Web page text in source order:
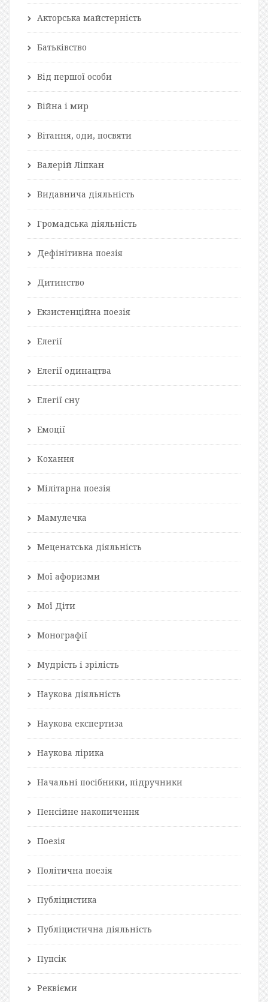
Акторська майстерність
Батьківство
Від першої особи
Війна і мир
Вітання, оди, посвяти
Валерій Ліпкан
Видавнича діяльність
Громадська діяльність
Дефінітивна поезія
Дитинство
Екзистенційна поезія
Елегії
Елегії одинацтва
Елегії сну
Емоції
Кохання
Мілітарна поезія
Мамулечка
Меценатська діяльність
Мої афоризми
Мої Діти
Монографії
Мудрість і зрілість
Наукова діяльність
Наукова експертиза
Наукова лірика
Начальні посібники, підручники
Пенсійне накопичення
Поезія
Політична поезія
Публіцистика
Публіцистична діяльність
Пупсік
Реквієми